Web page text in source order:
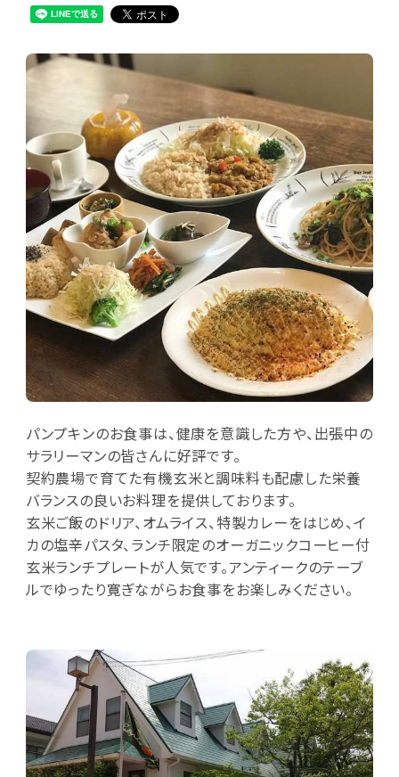
パンプキンのお食事は、健康を意識した方や、出張中の
サラリーマンの皆さんに好評です。
契約農場で育てた有機玄米と調味料も配慮した栄養
バランスの良いお料理を提供しております。
玄米ご飯のドリア、オムライス、特製カレーをはじめ、イ
カの塩辛パスタ、ランチ限定のオーガニックコーヒー付
玄米ランチプレートが人気です。アンティークのテーブ
ルでゆったり寛ぎながらお食事をお楽しみください。